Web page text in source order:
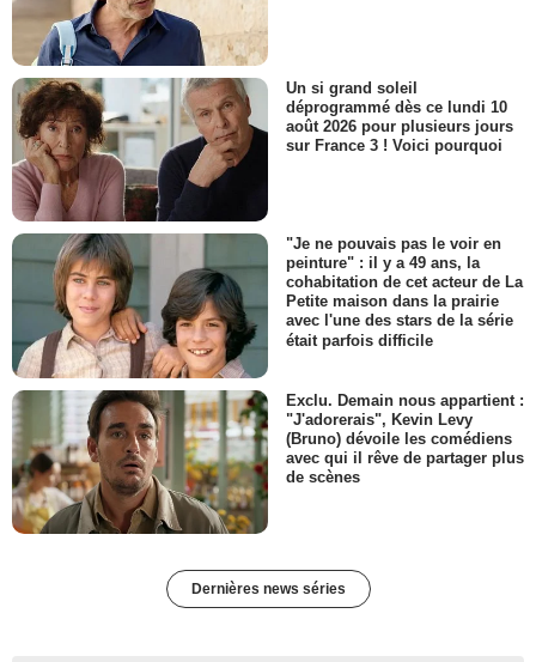
Un si grand soleil
déprogrammé dès ce lundi 10
août 2026 pour plusieurs jours
sur France 3 ! Voici pourquoi
"Je ne pouvais pas le voir en
peinture" : il y a 49 ans, la
cohabitation de cet acteur de La
Petite maison dans la prairie
avec l'une des stars de la série
était parfois difficile
Exclu. Demain nous appartient :
"J'adorerais", Kevin Levy
(Bruno) dévoile les comédiens
avec qui il rêve de partager plus
de scènes
Dernières news séries